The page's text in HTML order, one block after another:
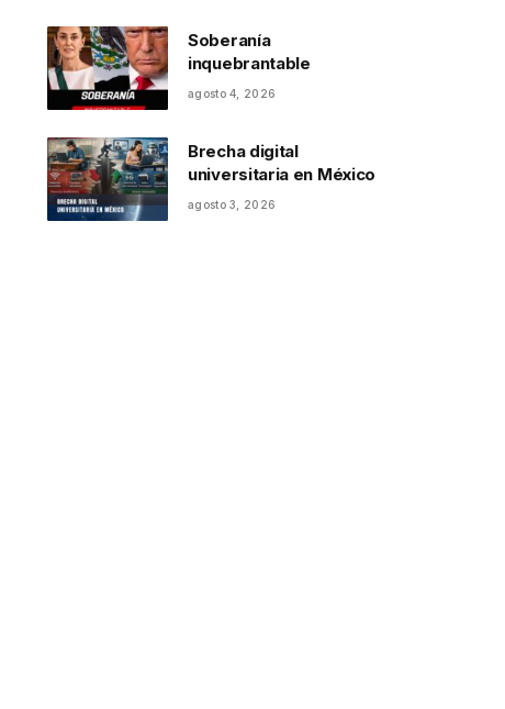
Soberanía
inquebrantable
agosto 4, 2026
Brecha digital
universitaria en México
agosto 3, 2026